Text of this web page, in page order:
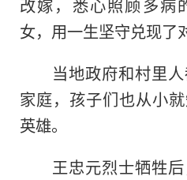
改嫁，悉心照顾多病
女，用一生坚守兑现了
当地政府和村里
家庭，孩子们也从小
英雄。
王忠元烈士牺牲